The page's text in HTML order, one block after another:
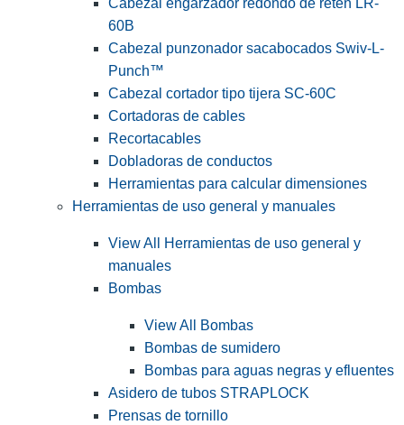
60B
Cabezal punzonador sacabocados Swiv-L-
Punch™
Cabezal cortador tipo tijera SC-60C
Cortadoras de cables
Recortacables
Dobladoras de conductos
Herramientas para calcular dimensiones
Herramientas de uso general y manuales
View All Herramientas de uso general y
manuales
Bombas
View All Bombas
Bombas de sumidero
Bombas para aguas negras y efluentes
Asidero de tubos STRAPLOCK
Prensas de tornillo